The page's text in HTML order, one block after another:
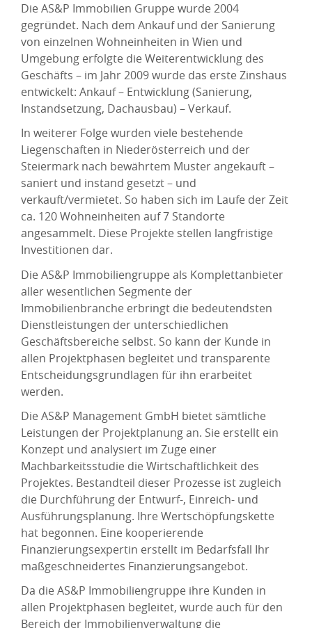
Die AS&P Immobilien Gruppe wurde 2004
gegründet. Nach dem Ankauf und der Sanierung
von einzelnen Wohneinheiten in Wien und
Umgebung erfolgte die Weiterentwicklung des
Geschäfts – im Jahr 2009 wurde das erste Zinshaus
entwickelt: Ankauf – Entwicklung (Sanierung,
Instandsetzung, Dachausbau) – Verkauf.
In weiterer Folge wurden viele bestehende
Liegenschaften in Niederösterreich und der
Steiermark nach bewährtem Muster angekauft –
saniert und instand gesetzt – und
verkauft/vermietet. So haben sich im Laufe der Zeit
ca. 120 Wohneinheiten auf 7 Standorte
angesammelt. Diese Projekte stellen langfristige
Investitionen dar.
Die AS&P Immobiliengruppe als Komplettanbieter
aller wesentlichen Segmente der
Immobilienbranche erbringt die bedeutendsten
Dienstleistungen der unterschiedlichen
Geschäftsbereiche selbst. So kann der Kunde in
allen Projektphasen begleitet und transparente
Entscheidungsgrundlagen für ihn erarbeitet
werden.
Die AS&P Management GmbH bietet sämtliche
Leistungen der Projektplanung an. Sie erstellt ein
Konzept und analysiert im Zuge einer
Machbarkeitsstudie die Wirtschaftlichkeit des
Projektes. Bestandteil dieser Prozesse ist zugleich
die Durchführung der Entwurf-, Einreich- und
Ausführungsplanung. Ihre Wertschöpfungskette
hat begonnen. Eine kooperierende
Finanzierungsexpertin erstellt im Bedarfsfall Ihr
maßgeschneidertes Finanzierungsangebot.
Da die AS&P Immobiliengruppe ihre Kunden in
allen Projektphasen begleitet, wurde auch für den
Bereich der Immobilienverwaltung die